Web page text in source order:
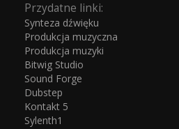
Przydatne linki:
Synteza dźwięku
Produkcja muzyczna
Produkcja muzyki
Bitwig Studio
Sound Forge
Dubstep
Kontakt 5
Sylenth1